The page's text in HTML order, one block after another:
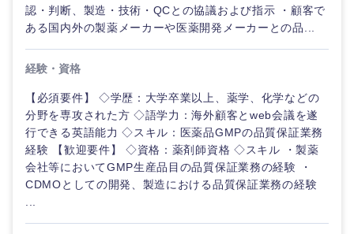
認・判断、製造・技術・QCとの協議および指示 ・顧客で
ある国内外の製薬メーカーや医薬開発メーカーとの品...
経験・資格
【必須要件】 ◇学歴：大学卒業以上、薬学、化学などの
分野を専攻された方 ◇語学力：海外顧客とweb会議を遂
行できる英語能力 ◇スキル：医薬品GMPの品質保証業務
経験 【歓迎要件】 ◇資格：薬剤師資格 ◇スキル ・製薬
会社等においてGMP生産品目の品質保証業務の経験 ・
CDMOとしての開発、製造における品質保証業務の経験